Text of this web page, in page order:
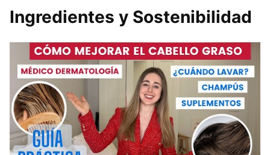
Ingredientes y Sostenibilidad